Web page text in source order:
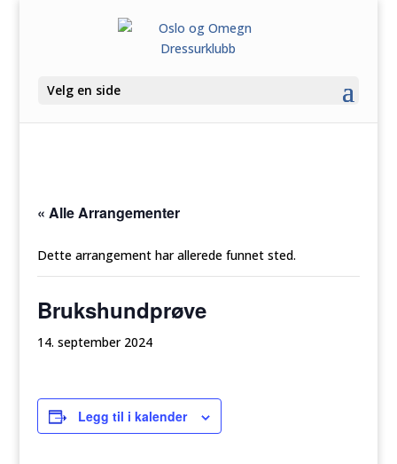
Velg en side
« Alle Arrangementer
Dette arrangement har allerede funnet sted.
Brukshundprøve
14. september 2024
Legg til i kalender